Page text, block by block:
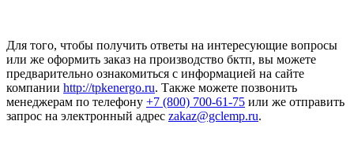
Для того, чтобы получить ответы на интересующие вопросы
или же оформить заказ на производство бктп, вы можете
предварительно ознакомиться с информацией на сайте
компании http://tpkenergo.ru. Также можете позвонить
менеджерам по телефону +7 (800) 700-61-75 или же отправить
запрос на электронный адрес zakaz@gclemp.ru.